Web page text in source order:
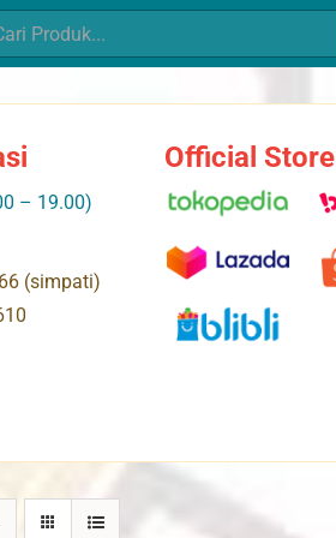
– 19.00)
(simpati)
Official Store